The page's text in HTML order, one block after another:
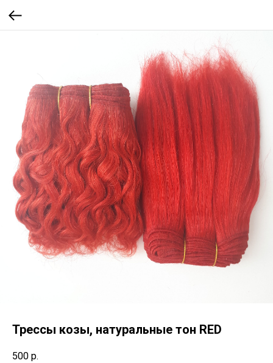
Трессы козы, натуральные тон RED
500 р.